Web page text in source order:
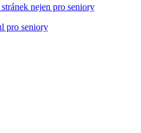
nejen pro seniory